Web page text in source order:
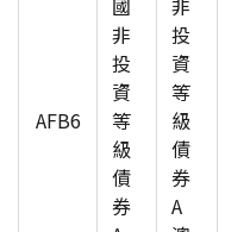
AFB6
國
非
投
資
等
級
債
券
非
投
資
等
級
債
券
A